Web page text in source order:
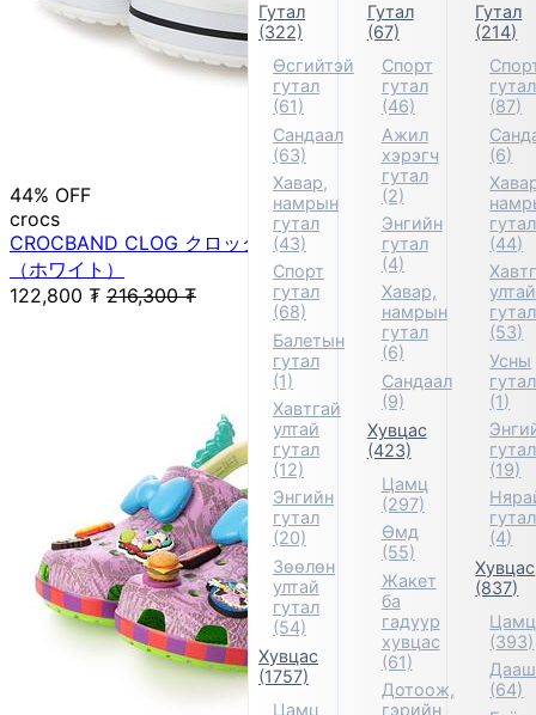
Гутал
(322)
Өсгийтэй
гутал
(61)
Сандаал
(63)
Хавар,
намрын
гутал
(43)
Спорт
гутал
(68)
Балетын
гутал
(1)
Хавтгай
ултай
гутал
(12)
Энгийн
гутал
(20)
Зөөлөн
ултай
гутал
(54)
Хувцас
(1757)
Цамц
Гутал
(67)
Спорт
гутал
(46)
Ажил
хэрэгч
гутал
(2)
Энгийн
гутал
(4)
Хавар,
намрын
гутал
(6)
Сандаал
(9)
Хувцас
(423)
Цамц
(297)
Өмд
(55)
Жакет
ба
гадуур
хувцас
(61)
Дотоож,
гэрийн
Гутал
(214)
гутал
(87)
(6)
гутал
(44)
ултай
гутал
(53)
Усны
гутал
(1)
гутал
(19)
гутал
(4)
Хувцас
(837)
Цамц
(393)
(64)
44% OFF
crocs
CROCBAND CLOG クロックバンド クロッグ サンダル
（ホワイト）
122,800 ₮ 216,300 ₮